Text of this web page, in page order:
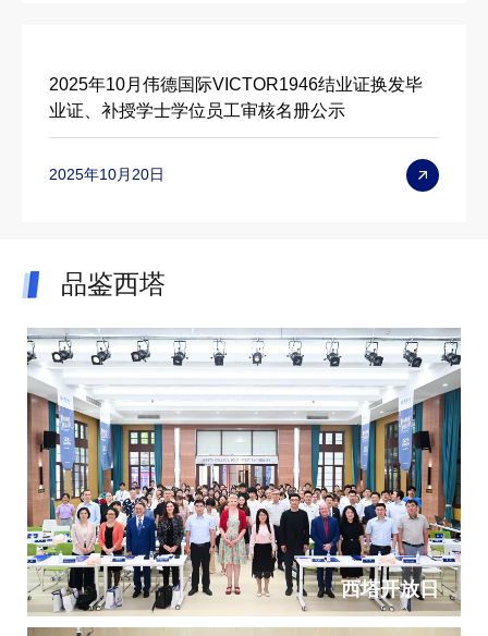
2025年10月伟德国际VICTOR1946结业证换发毕
业证、补授学士学位员工审核名册公示
2025年10月20日
品鉴西塔
西塔开放日